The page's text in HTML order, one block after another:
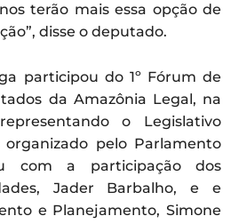
terão mais essa opção de
disse o deputado.
participou do 1º Fórum de
da Amazônia Legal, na
o Legislativo
pelo Parlamento
com a participação dos
Jader Barbalho, e e
e Planejamento, Simone